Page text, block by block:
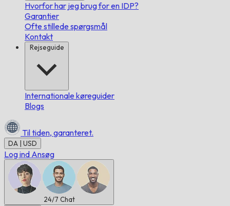
Hvorfor har jeg brug for en IDP?
Garantier
Ofte stillede spørgsmål
Kontakt
Rejseguide
Internationale køreguider
Blogs
Til tiden, garanteret.
DA | USD
Log ind Ansøg
24/7 Chat